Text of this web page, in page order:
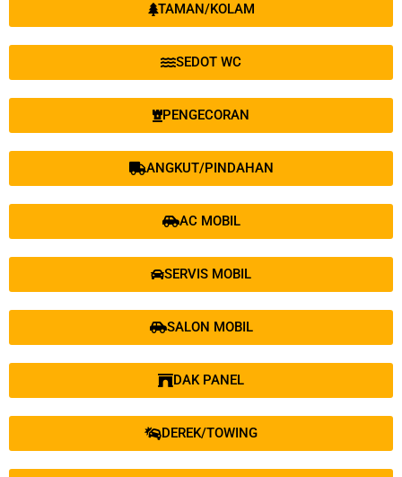
TAMAN/KOLAM
SEDOT WC
PENGECORAN
ANGKUT/PINDAHAN
AC MOBIL
SERVIS MOBIL
SALON MOBIL
DAK PANEL
DEREK/TOWING